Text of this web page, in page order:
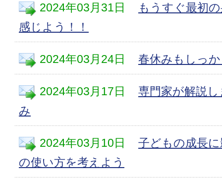
2024年03月31日
もうすぐ最初
感じよう！！
2024年03月24日 春休みもしっ
2024年03月17日
専門家が解説
み
2024年03月10日
子どもの成長
の使い方を考えよう